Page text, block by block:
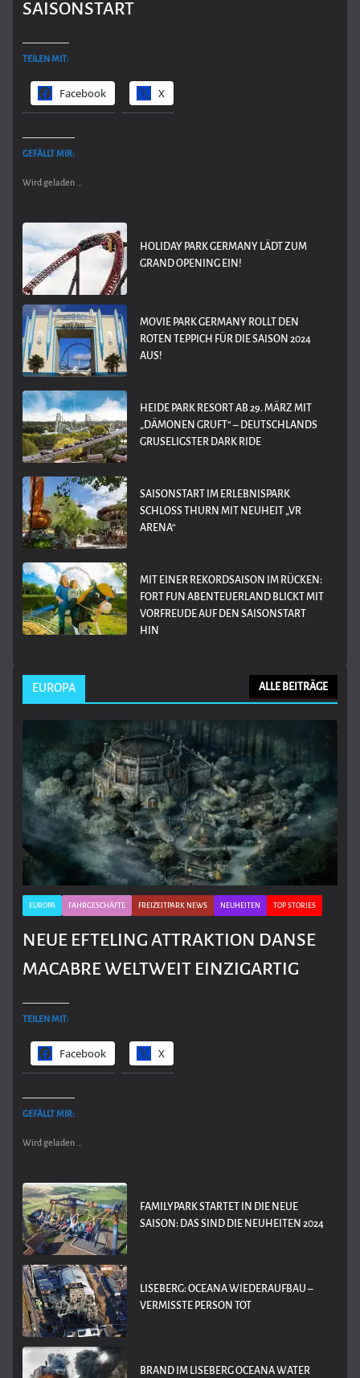
SAISONSTART
TEILEN MIT:
Facebook X
GEFÄLLT MIR:
Wird geladen …
HOLIDAY PARK GERMANY LÄDT ZUM
GRAND OPENING EIN!
MOVIE PARK GERMANY ROLLT DEN
ROTEN TEPPICH FÜR DIE SAISON 2024
AUS!
HEIDE PARK RESORT AB 29. MÄRZ MIT
„DÄMONEN GRUFT“ – DEUTSCHLANDS
GRUSELIGSTER DARK RIDE
SAISONSTART IM ERLEBNISPARK
SCHLOSS THURN MIT NEUHEIT „VR
ARENA“
MIT EINER REKORDSAISON IM RÜCKEN:
FORT FUN ABENTEUERLAND BLICKT MIT
VORFREUDE AUF DEN SAISONSTART
HIN
EUROPA ALLE BEITRÄGE
EUROPA FAHRGESCHÄFTE FREIZEITPARK NEWS NEUHEITEN TOP STORIES
NEUE EFTELING ATTRAKTION DANSE
MACABRE WELTWEIT EINZIGARTIG
TEILEN MIT:
Facebook X
GEFÄLLT MIR:
Wird geladen …
FAMILYPARK STARTET IN DIE NEUE
SAISON: DAS SIND DIE NEUHEITEN 2024
LISEBERG: OCEANA WIEDERAUFBAU –
VERMISSTE PERSON TOT
BRAND IM LISEBERG OCEANA WATER